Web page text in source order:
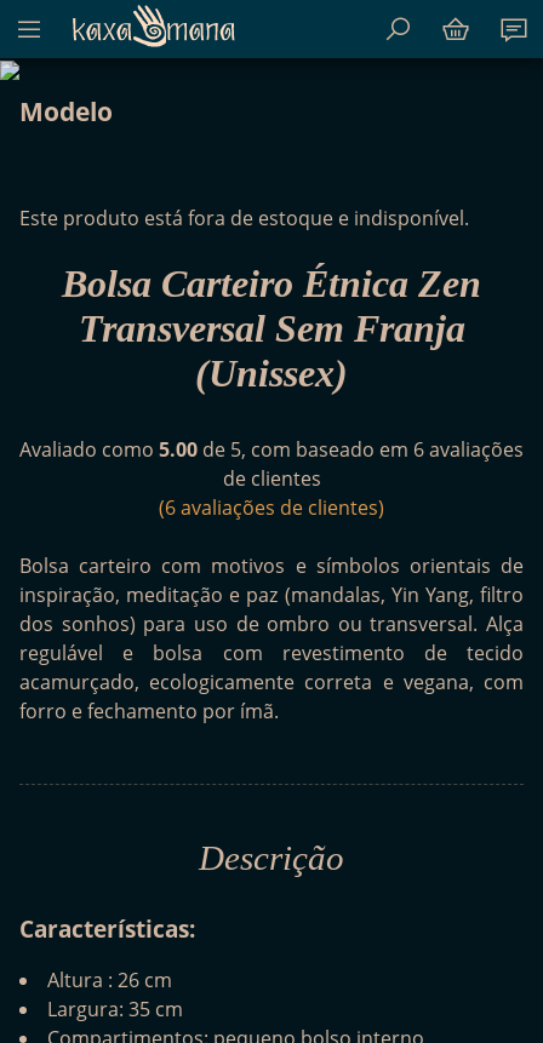
Mostrar menu de conteúdo do site
Modelo
Este produto está fora de estoque e indisponível.
Bolsa Carteiro Étnica Zen
Transversal Sem Franja
(Unissex)
Avaliado como 5.00 de 5, com baseado em 6avaliações
de clientes
(6avaliações de clientes)
Bolsa carteiro com motivos e símbolos orientais de
inspiração, meditação e paz (mandalas, Yin Yang, filtro
dos sonhos) para uso de ombro ou transversal. Alça
regulável e bolsa com revestimento de tecido
acamurçado, ecologicamente correta e vegana, com
forro e fechamento por ímã.
Descrição
Características:
Altura : 26 cm
Largura: 35 cm